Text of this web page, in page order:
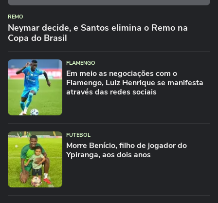
REMO
Neymar decide, e Santos elimina o Remo na
Copa do Brasil
FLAMENGO
Em meio as negociações com o
Flamengo, Luiz Henrique se manifesta
através das redes sociais
FUTEBOL
Morre Benício, filho de jogador do
Ypiranga, aos dois anos